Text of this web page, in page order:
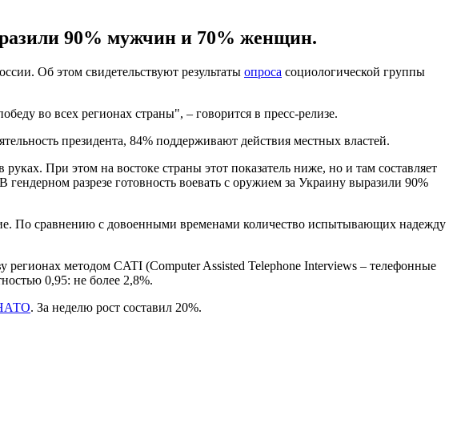
90% мужчин и 70% женщин.
Об этом свидетельствуют результаты опроса социологической группы
во всех регионах страны", – говорится в пресс-релизе.
президента, 84% поддерживают действия местных властей.
При этом на востоке страны этот показатель ниже, но и там составляет
разрезе готовность воевать с оружием за Украину выразили 90%
По сравнению с довоенными временами количество испытывающих надежду
методом CATI (Computer Assisted Telephone Interviews – телефонные
0,95: не более 2,8%.
НАТО. За неделю рост составил 20%.